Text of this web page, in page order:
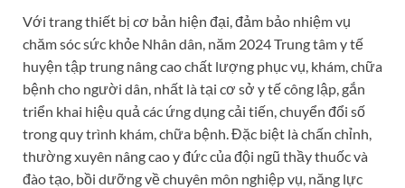
Với trang thiết bị cơ bản hiện đại, đảm bảo nhiệm vụ
chăm sóc sức khỏe Nhân dân, năm 2024 Trung tâm y tế
huyện tập trung nâng cao chất lượng phục vụ, khám, chữa
bệnh cho người dân, nhất là tại cơ sở y tế công lập, gắn
triển khai hiệu quả các ứng dụng cải tiến, chuyển đổi số
trong quy trình khám, chữa bệnh. Đặc biệt là chấn chỉnh,
thường xuyên nâng cao y đức của đội ngũ thầy thuốc và
đào tạo, bồi dưỡng về chuyên môn nghiệp vụ, năng lực